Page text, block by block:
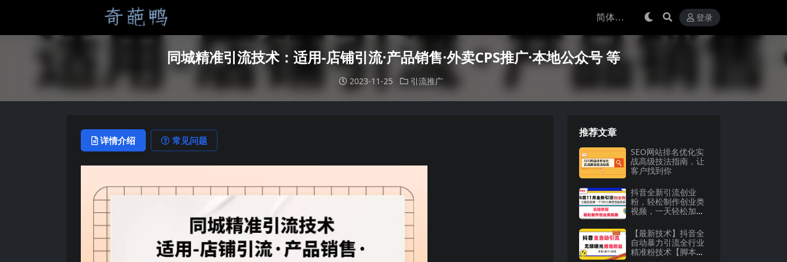
登录
同城精准引流技术：适用-店铺引流·产品销售·外卖CPS推广·本地公众号 等
2023-11-25 引流推广
详情介绍 常见问题
推荐文章
SEO网站排名优化实
战高级技法指南，让
客户找到你
抖音全新引流创业
粉，轻松制作创业类
视频，一天轻松加满
粉群
【最新技术】抖音全
自动暴力引流全行业
精准粉技术【脚本